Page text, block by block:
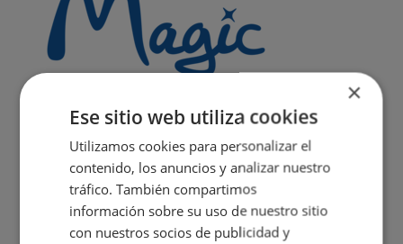
×
Ese sitio web utiliza cookies
Utilizamos cookies para personalizar el
contenido, los anuncios y analizar nuestro
tráfico. También compartimos
información sobre su uso de nuestro sitio
con nuestros socios de publicidad y